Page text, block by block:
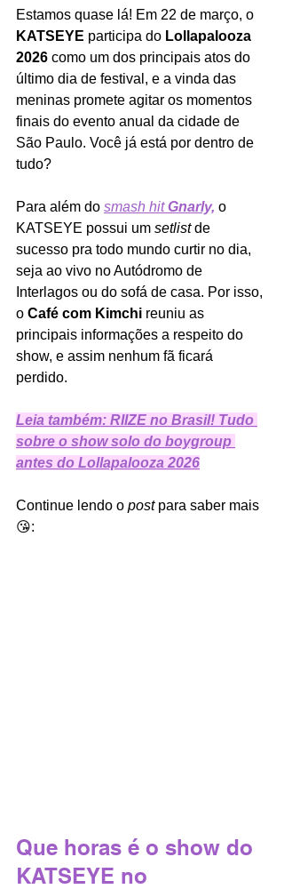
Estamos quase lá! Em 22 de março, o
KATSEYE participa do Lollapalooza
2026 como um dos principais atos do
último dia de festival, e a vinda das
meninas promete agitar os momentos
finais do evento anual da cidade de
São Paulo. Você já está por dentro de
tudo?
Para além do smash hit Gnarly, o
KATSEYE possui um setlist de
sucesso pra todo mundo curtir no dia,
seja ao vivo no Autódromo de
Interlagos ou do sofá de casa. Por isso,
o Café com Kimchi reuniu as
principais informações a respeito do
show, e assim nenhum fã ficará
perdido.
Leia também: RIIZE no Brasil! Tudo
sobre o show solo do boygroup
antes do Lollapalooza 2026
Continue lendo o post para saber mais
😘:
Que horas é o show do
KATSEYE no